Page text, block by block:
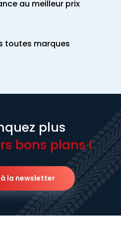
au meilleur prix
toutes marques
plus
bons plans !
la newsletter